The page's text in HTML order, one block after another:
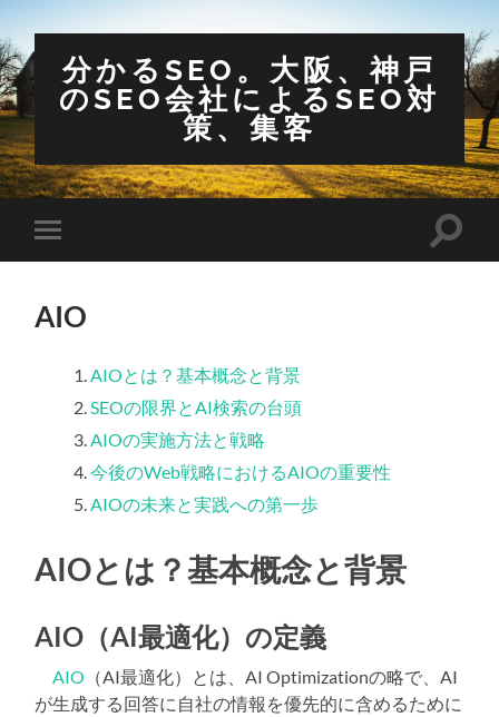
分かるSEO。大阪、神戸
のSEO会社によるSEO対
策、集客
モ
バ
メ
検
AIO
AIOとは？基本概念と背景
SEOの限界とAI検索の台頭
AIOの実施方法と戦略
今後のWeb戦略におけるAIOの重要性
AIOの未来と実践への第一歩
AIOとは？基本概念と背景
AIO（AI最適化）の定義
AIO （AI最適化）とは、AI Optimizationの略で、AI
が生成する回答に自社の情報を優先的に含めるために